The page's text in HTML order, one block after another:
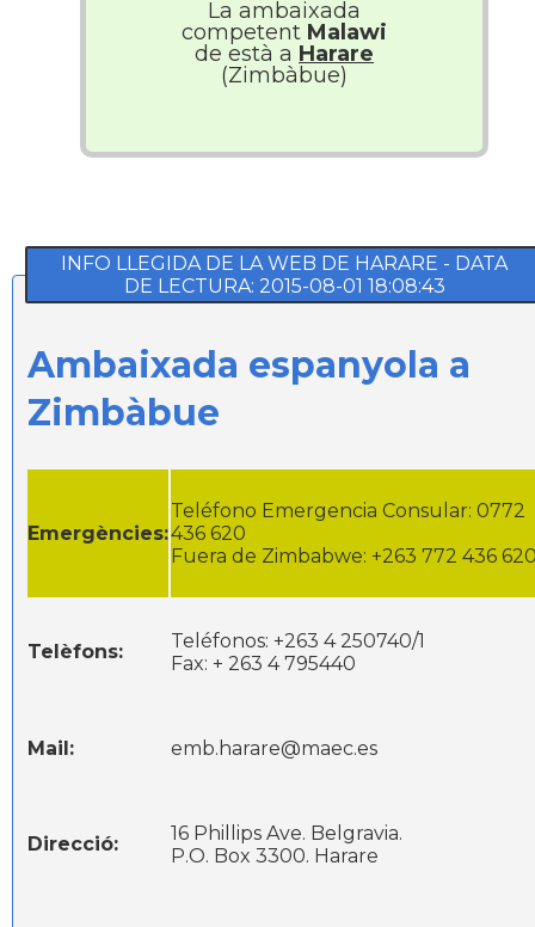
La ambaixada
competent Malawi
de està a Harare
(Zimbàbue)
INFO LLEGIDA DE LA WEB DE HARARE - DATA
DE LECTURA: 2015-08-01 18:08:43
Ambaixada espanyola a
Zimbàbue
Emergències:
Teléfono Emergencia Consular: 0772
436 620
Fuera de Zimbabwe: +263 772 436
Telèfons:
Teléfonos: +263 4 250740/1
Fax: + 263 4 795440
Mail: emb.harare@maec.es
Direcció:
16 Phillips Ave. Belgravia.
P.O. Box 3300. Harare